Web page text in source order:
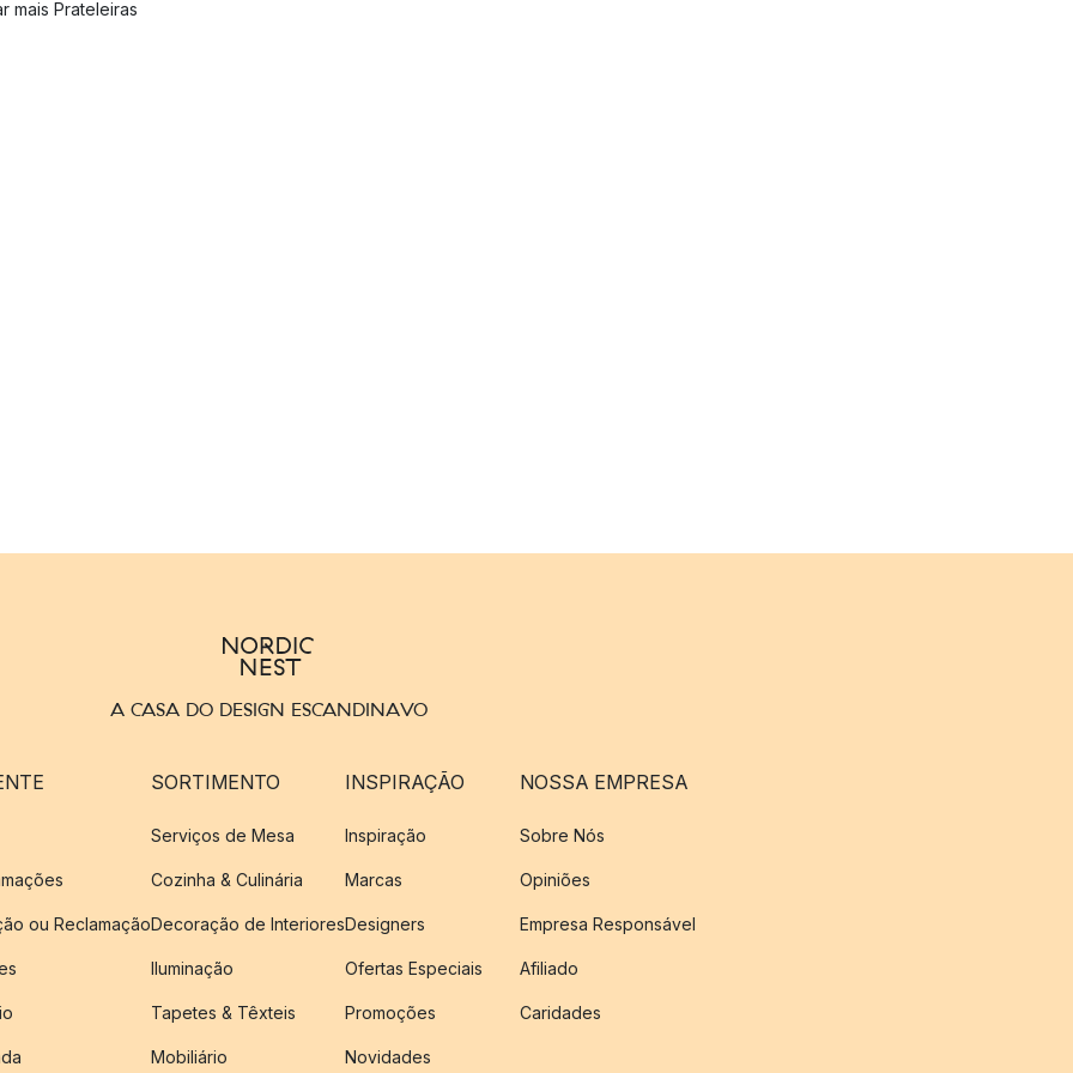
mais Prateleiras
A CASA DO DESIGN ESCANDINAVO
ou Reclamação
SORTIMENTO
Serviços de Mesa
Cozinha & Culinária
Decoração de Interiores
Iluminação
Tapetes & Têxteis
Mobiliário
INSPIRAÇÃO
Inspiração
Marcas
Designers
Ofertas Especiais
Promoções
Novidades
NOSSA EMPRESA
Sobre Nós
Opiniões
Empresa Responsável
Afiliado
Caridades